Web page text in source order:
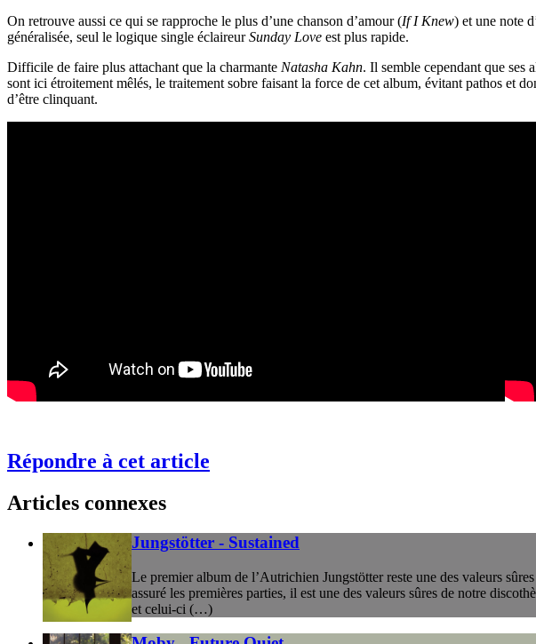
On retrouve aussi ce qui se rapproche le plus d’une chanson d’amour (If I Knew) et une note
généralisée, seul le logique single éclaireurSunday Love est plus rapide.
Difficile de faire plus attachant que la charmante Natasha Kahn. Il semble cependant que ses
sont ici étroitement mêlés, le traitement sobre faisant la force de cet album, évitant pathos et
d’être clinquant.
Répondre à cet article
Articles connexes
Jungstötter - Sustained
Le premier album de l’Autrichien Jungstötter reste une des valeurs
assuré les premières parties, il est une des valeurs sûres de notre
et celui-ci (…)